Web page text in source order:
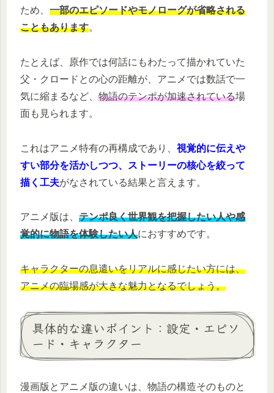
ため、 一部のエピソードやモノローグが省略される
こともあります。
たとえば、原作では何話にもわたって描かれていた
父・クロードとの心の距離が、アニメでは数話で一
気に縮まるなど、 物語のテンポが加速されている場
面も見られます。
これはアニメ特有の再構成であり、 視覚的に伝えや
すい部分を活かしつつ、ストーリーの核心を絞って
描く工夫がなされている結果と言えます。
アニメ版は、 テンポ良く世界観を把握したい人や感
覚的に物語を体験したい人におすすめです。
キャラクターの息遣いをリアルに感じたい方には、
アニメの臨場感が大きな魅力となるでしょう。
具体的な違いポイント：設定・エピソ
ード・キャラクター
漫画版とアニメ版の違いは、物語の構造そのものと